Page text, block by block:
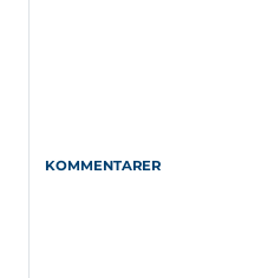
KOMMENTARER